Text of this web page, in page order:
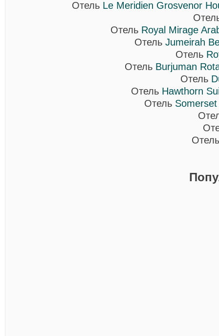
Отель Le Meridien Grosvenor
Отель Royal Mirage
Отель Jumeirah
Отель
Отель Burjuman
Отель
Отель Hawthorn
Отель